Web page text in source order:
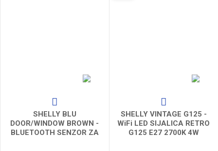
SHELLY BLU
DOOR/WINDOW BROWN -
BLUETOOTH SENZOR ZA
SHELLY VINTAGE G125 -
WiFi LED SIJALICA RETRO
G125 E27 2700K 4W